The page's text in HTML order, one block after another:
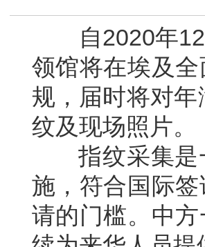
自2020年12
领馆将在埃及
规，届时将对年
纹及现场照片。
指纹采集是
施，符合国际
请的门槛。中